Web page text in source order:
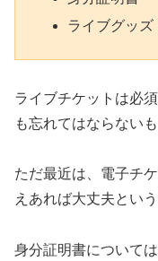
ライブグッズ
ライブチケットは必
も忘れてはならないも
ただ最近は、電子チ
えあれば大丈夫とい
身分証明書について